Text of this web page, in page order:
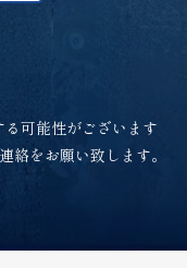
可能性がございます
をお願い致します。